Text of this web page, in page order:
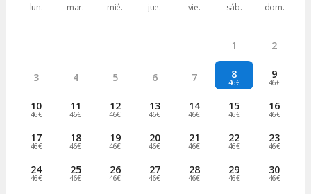
lun. mar. mié. jue. vie. sáb. dom.
1 2
3 4 5 6 7 8
46€
9
46€
10
46€
11
46€
12
46€
13
46€
14
46€
15
46€
16
46€
17
46€
18
46€
19
46€
20
46€
21
46€
22
46€
23
46€
24
46€
25
46€
26
46€
27
46€
28
46€
29
46€
30
46€